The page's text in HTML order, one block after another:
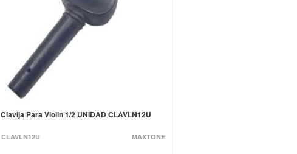
Clavija Para Violin 1/2 UNIDAD CLAVLN12U
CLAVLN12U MAXTONE